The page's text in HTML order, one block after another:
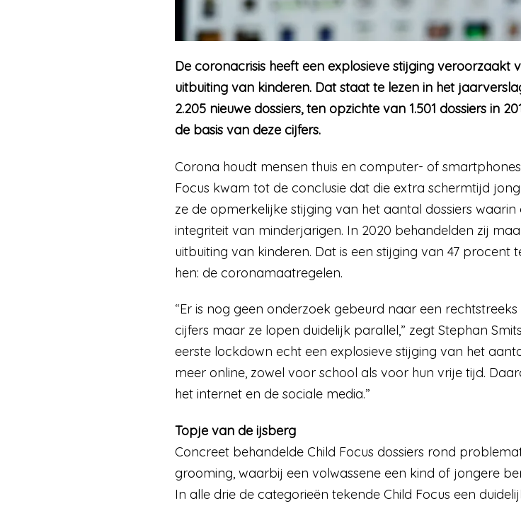
De coronacrisis heeft een explosieve stijging veroorzaakt
uitbuiting van kinderen. Dat staat te lezen in het
2.205 nieuwe dossiers, ten opzichte van 1.501 dossiers in
de basis van deze cijfers.
Corona houdt mensen thuis en computer- of
Focus kwam tot de conclusie dat die extra schermtijd
ze de opmerkelijke stijging van het aantal dossiers
integriteit van minderjarigen. In 2020 behandelden zij
uitbuiting van kinderen. Dat is een stijging van 47 procent
hen: de coronamaatregelen.
“Er is nog geen onderzoek gebeurd naar een
cijfers maar ze lopen duidelijk parallel,” zegt Stephan
eerste lockdown echt een explosieve stijging van het
meer online, zowel voor school als voor hun vrije tijd.
het internet en de sociale media.”
Topje van de ijsberg
Concreet behandelde Child Focus dossiers rond
grooming, waarbij een volwassene een kind of jongere
In alle drie de categorieën tekende Child Focus een